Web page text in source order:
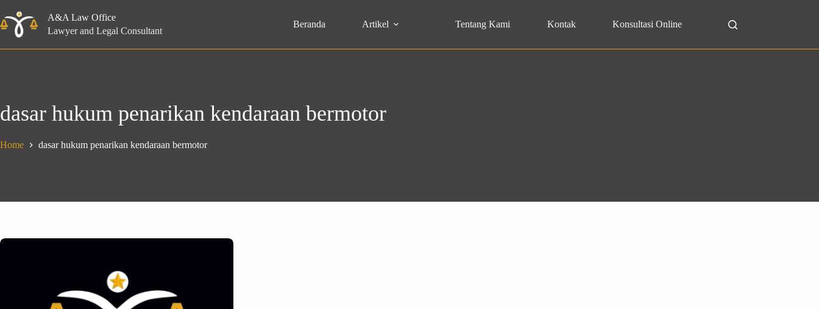
to
content
A&A Law Office
Lawyer and Legal Consultant
Beranda Artikel Tentang Kami Kontak Konsultasi Online
dasar hukum penarikan kendaraan bermotor
Home dasar hukum penarikan kendaraan bermotor